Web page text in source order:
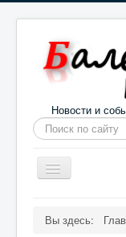
Новости и
Искать...
Toggle
Navigation
Вы здесь: